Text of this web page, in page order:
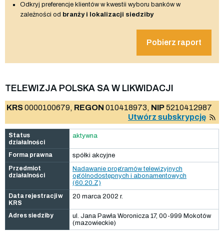
Odkryj preferencje klientów w kwestii wyboru banków w
zależności od branży i lokalizacji siedziby
Pobierz raport
TELEWIZJA POLSKA SA W LIKWIDACJI
KRS0000100679, REGON 010418973, NIP5210412987
Utwórz subskrypcję
Status
działalności
aktywna
Forma prawna
spółki akcyjne
Przedmiot
działalności
Nadawanie programów telewizyjnych
ogólnodostępnych i abonamentowych
(60.20.Z)
Data rejestracji w
KRS
20 marca 2002 r.
Adres siedziby
ul. Jana Pawła Woronicza 17, 00-999 Mokotów
(mazowieckie)